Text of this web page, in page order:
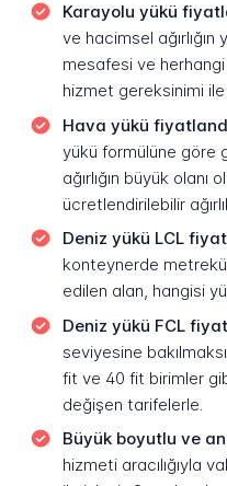
Karayolu yükü
ve hacimsel
mesafesi ve
hizmet gereksinimi ile
Hava yükü
yükü formülüne göre
ağırlığın büyük olanı
ücretlendirilebilir
Deniz yükü LCL
konteynerde
edilen alan, hangisi
Deniz yükü FCL
seviyesine
fit ve 40 fit birimler
değişen tarifelerle.
Büyük boyutlu ve
hizmeti aracılığıyla